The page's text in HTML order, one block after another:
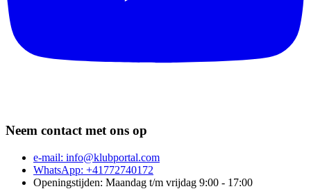
Neem contact met ons op
e-mail: info@klubportal.com
WhatsApp: +41772740172
Openingstijden: Maandag t/m vrijdag 9:00 - 17:00